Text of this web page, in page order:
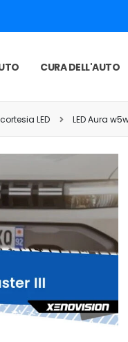
CURA DELL'AUTO
LED LED Aura